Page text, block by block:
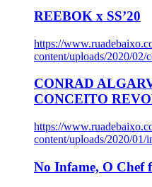
REEBOK x SS’20
https://
content/uploads/2020/02/
CONRAD
CONCEITO
https://
content/uploads/2020/01/
No Infame, O Chef